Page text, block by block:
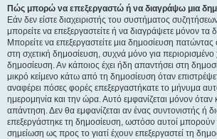
Πώς μπορώ να επεξεργαστώ ή να διαγράψω μια
Εάν δεν είστε διαχειριστής του συστήματος
μπορείτε να επεξεργαστείτε ή να διαγράψετε μόνον τα
Μπορείτε να επεξεργαστείτε μια δημοσίευση πατώντας
στη σχετική δημοσίευση, συχνά μόνο για
δημοσίευση. Αν κάποιος έχει ήδη απαντήσει στη
μικρό κείμενο κάτω από τη δημοσίευση όταν
αναφέρει πόσες φορές επεξεργαστήκατε το μήνυμα
ημερομηνία και την ώρα. Αυτό εμφανίζεται μόνον όταν
απάντηση. Δεν θα εμφανίζεται αν ένας συντονιστής ή
επεξεργάστηκε τη δημοσίευση, ωστόσο αυτοί
σημείωση ως προς το γιατί έχουν επεξεργαστεί τη